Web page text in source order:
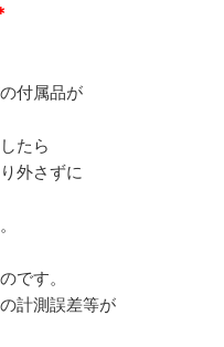
付属品が
たら
外さずに
です。
計測誤差等が